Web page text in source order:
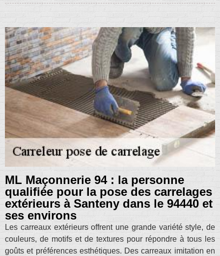
ML Maçonnerie 94 : la personne
qualifiée pour la pose des carrelages
extérieurs à Santeny dans le 94440 et
ses environs
Les carreaux extérieurs offrent une grande variété style, de
couleurs, de motifs et de textures pour répondre à tous les
goûts et préférences esthétiques. Des carreaux imitation en